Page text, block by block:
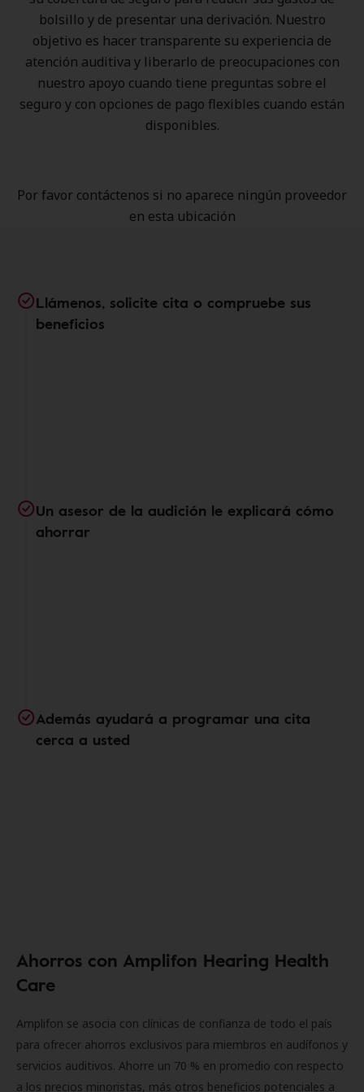
bolsillo y de presentar una derivación. Nuestro
objetivo es hacer transparente su experiencia de
atención auditiva y liberarlo de preocupaciones con
nuestro apoyo cuando tiene preguntas sobre el
seguro y con opciones de pago flexibles cuando están
disponibles.
Por favor contáctenos si no aparece ningún proveedor
en esta ubicación
Llámenos, solicite cita o compruebe sus
beneficios
Un asesor de la audición le explicará cómo
ahorrar
Además ayudará a programar una cita
cerca a usted
Ahorros con Amplifon Hearing Health
Care
Amplifon se asocia con clínicas de confianza de todo el país
para ofrecer ahorros exclusivos para miembros en audífonos y
servicios auditivos. Ahorre un 70 % en promedio con respecto
a los precios minoristas, más otros beneficios potenciales a